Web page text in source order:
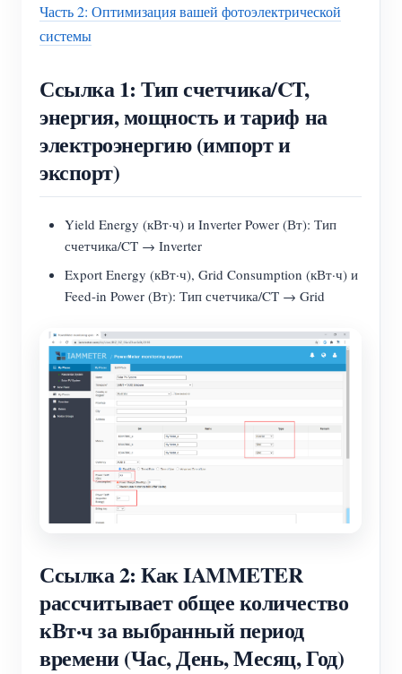
Часть 2: Оптимизация вашей фотоэлектрической
системы
Ссылка 1: Тип счетчика/CT,
энергия, мощность и тариф на
электроэнергию (импорт и
экспорт)
Yield Energy (кВт·ч) и Inverter Power (Вт): Тип
счетчика/CT → Inverter
Export Energy (кВт·ч), Grid Consumption (кВт·ч) и
Feed-in Power (Вт): Тип счетчика/CT → Grid
Ссылка 2: Как IAMMETER
рассчитывает общее количество
кВт·ч за выбранный период
времени (Час, День, Месяц, Год)